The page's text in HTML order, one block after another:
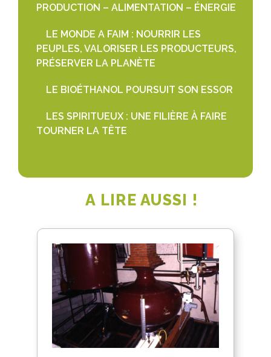
PRODUCTION – ALIMENTATION – ÉNERGIE
LE MONDE A FAIM : NOURRIR LES
PEUPLES, VALORISER LES PRODUCTEURS,
PRÉSERVER LA PLANÈTE
LE BIOÉTHANOL POURSUIT SON ESSOR
LES SPIRITUEUX : UNE FILIÈRE À FAIRE
TOURNER LA TÊTE
A LIRE AUSSI !